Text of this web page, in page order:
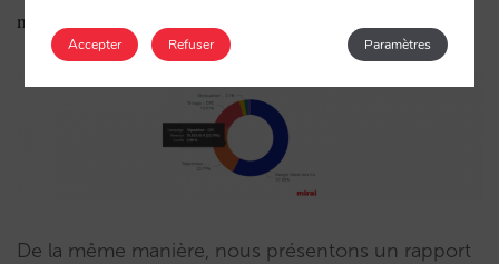
nous atteignons:
De la même manière, nous présentons un rapport
Accepter Paramètres
Refuser